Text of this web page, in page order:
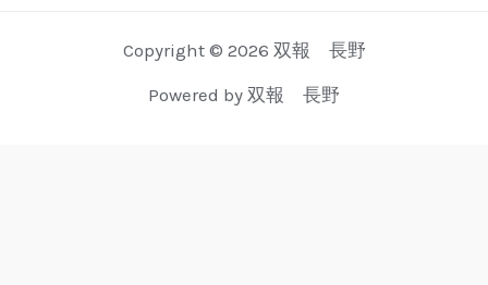
Copyright © 2026 双報 長野
Powered by 双報 長野